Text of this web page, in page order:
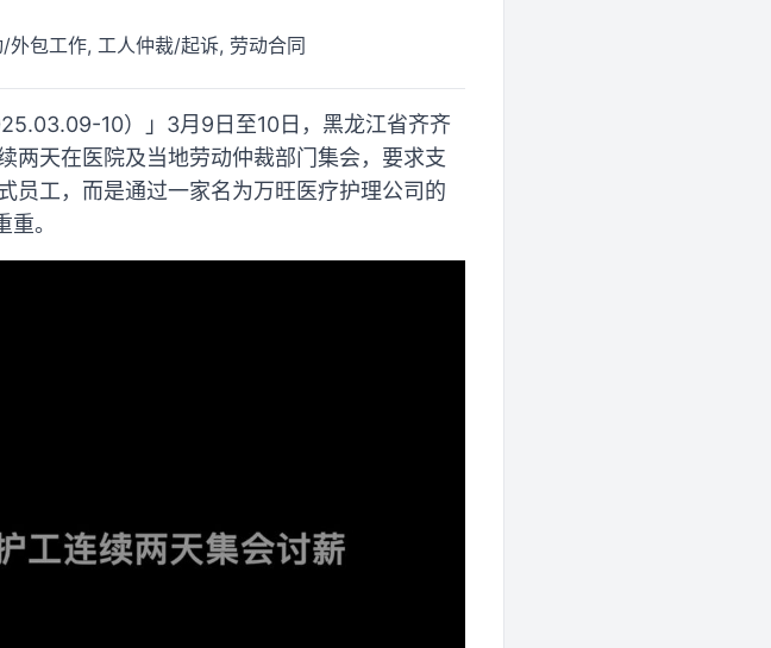
包工作, 工人仲裁/起诉, 劳动合同
10）」3月9日至10日，黑龙江省齐齐
两天在医院及当地劳动仲裁部门集会，要求支
员工，而是通过一家名为万旺医疗护理公司的
。